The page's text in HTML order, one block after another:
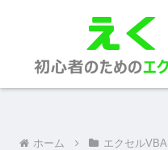
ホーム エクセルVBA